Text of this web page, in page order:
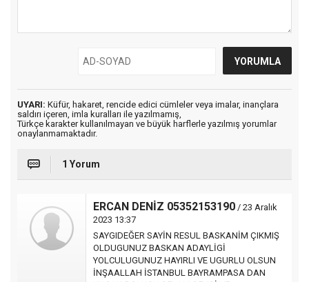
UYARI: Küfür, hakaret, rencide edici cümleler veya imalar, inançlara
saldırı içeren, imla kuralları ile yazılmamış,
Türkçe karakter kullanılmayan ve büyük harflerle yazılmış yorumlar
onaylanmamaktadır.
1 Yorum
ERCAN DENİZ 05352153190 / 23 Aralık
2023 13:37
SAYGIDEĞER SAYİN RESUL BASKANİM ÇIKMIŞ
OLDUGUNUZ BASKAN ADAYLİGİ
YOLCULUGUNUZ HAYIRLI VE UGURLU OLSUN
İNŞAALLAH İSTANBUL BAYRAMPASA DAN